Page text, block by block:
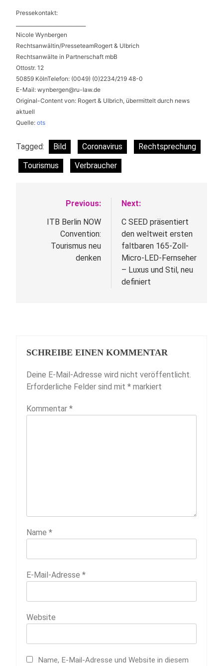
Pressekontakt:
Nicole Wynbergen
Rechtsanwältin/PresseteamRogert & Ulbrich
Rechtsanwälte in Partnerschaft mbB
Ottostr. 12
50859 KölnTelefon: (0049) (0)2234/219 48-0
E-Mail: wynbergen@ru-law.de
Original-Content von: Rogert & Ulbrich, übermittelt durch news
aktuell
Quelle: ots
Tagged: Bild Coronavirus
Rechtsprechung
Tourismus
Verbraucher
Beitragsnavigation
Previous:
ITB Berlin NOW
Convention:
Tourismus neu
denken
Next:
C SEED präsentiert
den weltweit ersten
faltbaren 165-Zoll-
Micro-LED-Fernseher
– Luxus und Stil, neu
definiert
SCHREIBE EINEN KOMMENTAR
Deine E-Mail-Adresse wird nicht veröffentlicht.
Erforderliche Felder sind mit * markiert
Kommentar *
Name *
E-Mail-Adresse *
Website
Name, E-Mail-Adresse und Website in diesem